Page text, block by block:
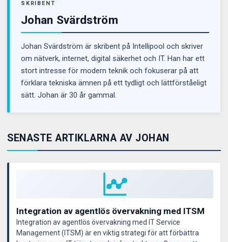
SKRIBENT
Johan Svärdström
Johan Svärdström är skribent på Intellipool och skriver
om nätverk, internet, digital säkerhet och IT. Han har ett
stort intresse för modern teknik och fokuserar på att
förklara tekniska ämnen på ett tydligt och lättförståeligt
sätt. Johan är 30 år gammal.
SENASTE ARTIKLARNA AV JOHAN
Integration av agentlös övervakning med ITSM
Integration av agentlös övervakning med IT Service
Management (ITSM) är en viktig strategi för att förbättra